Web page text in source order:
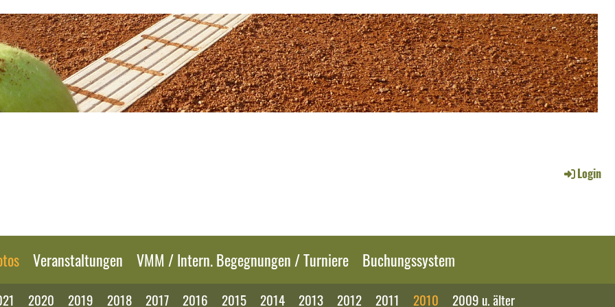
Login
Veranstaltungen VMM / Intern. Begegnungen / Turniere Buchungssystem
2020 2019 2018 2017 2016 2015 2014 2013 2012 2011 2010 2009 u. älter